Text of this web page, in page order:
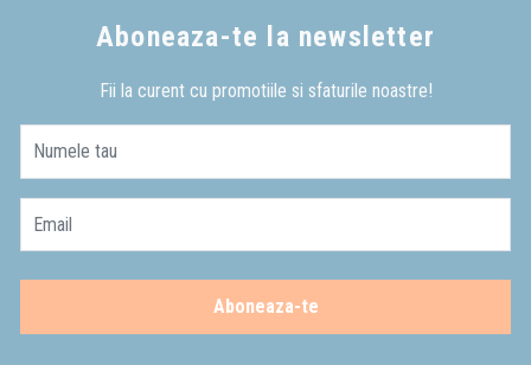
Aboneaza-te la newsletter
Fii la curent cu promotiile si sfaturile noastre!
Numele tau
Email
Aboneaza-te